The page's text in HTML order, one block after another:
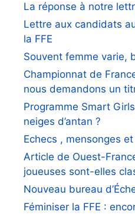
La réponse à notre
Lettre aux candidats
la FFE
Souvent femme varie,
Championnat de
nous demandons un
Programme Smart
neiges d’antan ?
Echecs , mensonges
Article de Ouest-
joueuses sont-elles
Nouveau bureau
Féminiser la FFE :